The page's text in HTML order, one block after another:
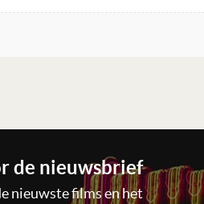
de nieuwsbrief
nieuwste films en het